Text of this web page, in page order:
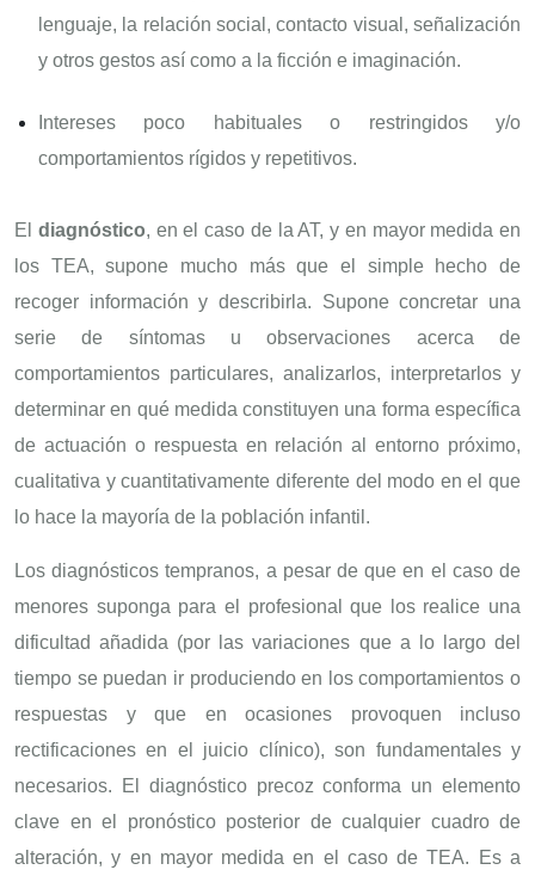
lenguaje, la relación social, contacto visual, señalización
y otros gestos así como a la ficción e imaginación.
Intereses poco habituales o restringidos y/o
comportamientos rígidos y repetitivos.
El diagnóstico, en el caso de la AT, y en mayor medida en
los TEA, supone mucho más que el simple hecho de
recoger información y describirla. Supone concretar una
serie de síntomas u observaciones acerca de
comportamientos particulares, analizarlos, interpretarlos y
determinar en qué medida constituyen una forma específica
de actuación o respuesta en relación al entorno próximo,
cualitativa y cuantitativamente diferente del modo en el que
lo hace la mayoría de la población infantil.
Los diagnósticos tempranos, a pesar de que en el caso de
menores suponga para el profesional que los realice una
dificultad añadida (por las variaciones que a lo largo del
tiempo se puedan ir produciendo en los comportamientos o
respuestas y que en ocasiones provoquen incluso
rectificaciones en el juicio clínico), son fundamentales y
necesarios. El diagnóstico precoz conforma un elemento
clave en el pronóstico posterior de cualquier cuadro de
alteración, y en mayor medida en el caso de TEA. Es a